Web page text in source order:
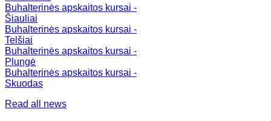
Buhalterinės apskaitos kursai -
Šiauliai
Buhalterinės apskaitos kursai -
Telšiai
Buhalterinės apskaitos kursai -
Plungė
Buhalterinės apskaitos kursai -
Skuodas
Read all news